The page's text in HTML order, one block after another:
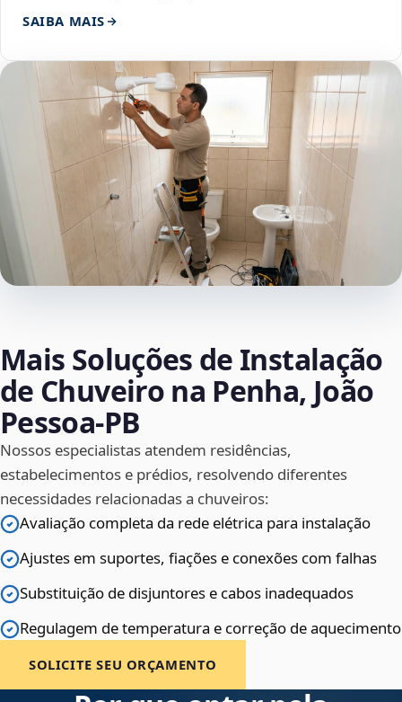
SAIBA MAIS
Mais Soluções de Instalação
de Chuveiro na Penha, João
Pessoa‑PB
Nossos especialistas atendem residências,
estabelecimentos e prédios, resolvendo diferentes
necessidades relacionadas a chuveiros:
Avaliação completa da rede elétrica para instalação
Ajustes em suportes, fiações e conexões com falhas
Substituição de disjuntores e cabos inadequados
Regulagem de temperatura e correção de aquecimento
SOLICITE SEU ORÇAMENTO